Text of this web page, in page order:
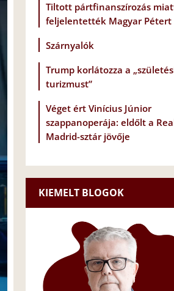
Tiltott pártfinanszírozás
feljelentették Magyar Pétert
Szárnyalók
Trump korlátozza a
turizmust”
Véget ért Vinícius Júnior
szappanoperája: eldőlt a
Madrid-sztár jövője
KIEMELT BLOGOK